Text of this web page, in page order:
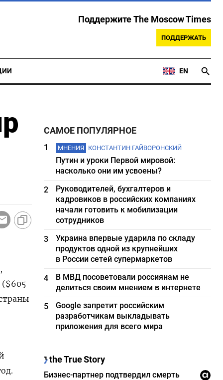
Поддержите The Moscow Times
ПОДДЕРЖАТЬ
EN
($605
САМОЕ ПОПУЛЯРНОЕ
1 МНЕНИЯ КОНСТАНТИН ГАЙВОРОНСКИЙ
Путин и уроки Первой мировой:
насколько они им усвоены?
2
Руководителей, бухгалтеров и
кадровиков в российских компаниях
начали готовить к мобилизации
сотрудников
3
Украина впервые ударила по складу
продуктов одной из крупнейших
в России сетей супермаркетов
4
В МВД посоветовали россиянам не
делиться своим мнением в интернете
5
Google запретит российским
разработчикам выкладывать
приложения для всего мира